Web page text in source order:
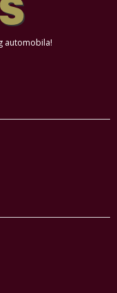
automobila!